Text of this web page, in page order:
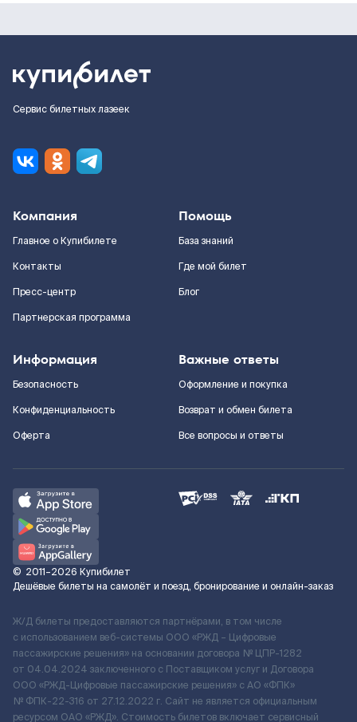
Сервис билетных лазеек
Компания
Главное о Купибилете
Контакты
Пресс-центр
Партнерская программа
Помощь
База знаний
Где мой билет
Блог
Информация
Безопасность
Конфиденциальность
Оферта
Важные ответы
Оформление и покупка
Возврат и обмен билета
Все вопросы и ответы
© 2011–2026 Купибилет
Дешёвые билеты на самолёт и поезд, бронирование и онлайн-заказ
Ж/Д билеты предоставляются партнёрами, в том числе
с использованием веб-системы ООО «РЖД – Цифровые
пассажирские решения» на основании договора № ЦПР-1282
от 04.04.2024 заключенного с Поставщиком услуг и Договора
ООО «РЖД-Цифровые пассажирские решения» c АО «ФПК»
№ ФПК-22-316 от 27.12.2022 г. Сайт не является официальным
ресурсом ОАО «РЖД». Стоимость билетов включает сервисный